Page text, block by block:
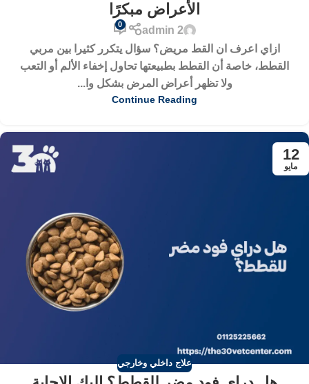
الأعراض مبكرًا
admin 2
0
ازاي اعرف ان القط مريض؟ سؤال يتكرر كثيرا بين مربي
القطط، خاصة أن القطط بطبيعتها تحاول إخفاء الألم أو التعب
ولا تظهر أعراض المرض بشكل وا...
Continue Reading
12
مايو
علاج داخلي وخارجي